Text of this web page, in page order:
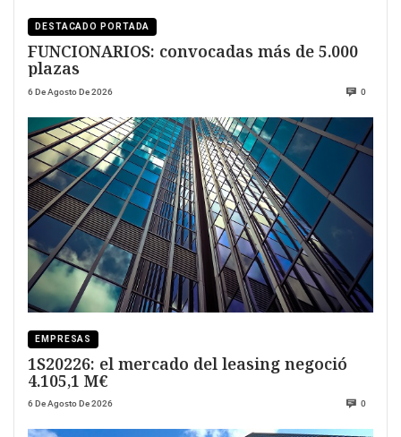
DESTACADO PORTADA
FUNCIONARIOS: convocadas más de 5.000
plazas
6 De Agosto De 2026 0
EMPRESAS
1S20226: el mercado del leasing negoció
4.105,1 M€
6 De Agosto De 2026 0